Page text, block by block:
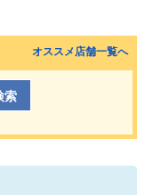
オススメ店舗一覧へ